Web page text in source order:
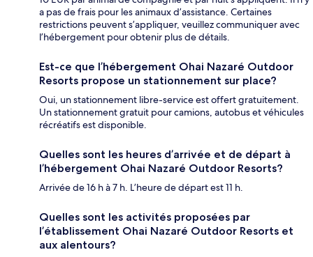
a pas de frais pour les animaux d’assistance. Certaines
restrictions peuvent s’appliquer, veuillez communiquer avec
l’hébergement pour obtenir plus de détails.
Est-ce que l’hébergement Ohai Nazaré Outdoor
Resorts propose un stationnement sur place?
Oui, un stationnement libre-service est offert gratuitement.
Un stationnement gratuit pour camions, autobus et véhicules
récréatifs est disponible.
Quelles sont les heures d’arrivée et de départ à
l’hébergement Ohai Nazaré Outdoor Resorts?
Arrivée de 16 h à 7 h. L’heure de départ est 11 h.
Quelles sont les activités proposées par
l’établissement Ohai Nazaré Outdoor Resorts et
aux alentours?